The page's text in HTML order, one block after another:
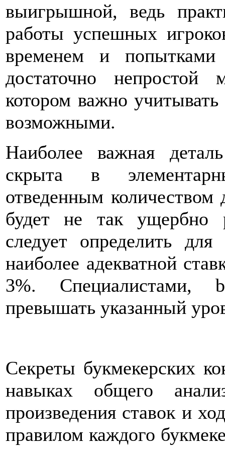
выигрышной, ведь
работы успешных
временем и
достаточно
котором важно
возможными.
Наиболее важная
скрыта в
отведенным
будет не так ущербно
следует определить
наиболее адекватной
3%. Специалистами,
превышать указанный
Секреты букмекерских
навыках общего
произведения ставок и
правилом каждого